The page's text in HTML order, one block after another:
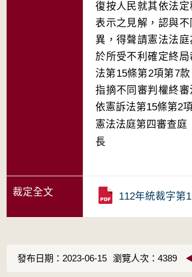
復按人民就其依法
表示之見解，認與
異，得聲請憲法法
於所受不利確定終
法第15條第2項第7
指摘不同審判權終
依憲訴法第15條第2
憲法法庭第四審查庭
長
裁定全文 112年統裁字第
發布日期：2023-06-15 瀏覽人次：4389